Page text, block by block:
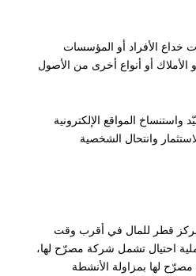
خداع الأفراد أو المؤسسات
الأملاك أو أنواع أخرى من الأصول
واستنساخ المواقع الإلكترونية
وانتحال الشخصية
مركز قطر للمال في أقرب وقت
احتيال تشمل شركة مصرّح لها،
لها بمزاولة الأنشطة